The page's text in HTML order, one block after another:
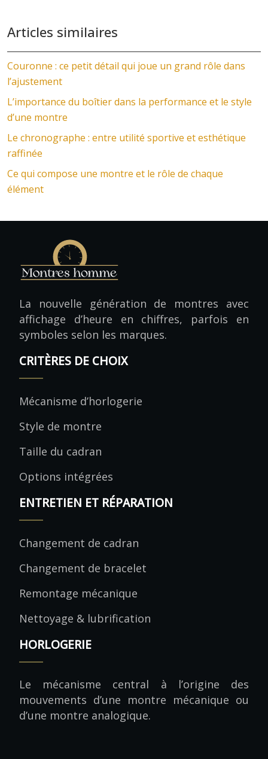
Articles similaires
Couronne : ce petit détail qui joue un grand rôle dans
l’ajustement
L’importance du boîtier dans la performance et le style
d’une montre
Le chronographe : entre utilité sportive et esthétique
raffinée
Ce qui compose une montre et le rôle de chaque
élément
La nouvelle génération de montres avec
affichage d’heure en chiffres, parfois en
symboles selon les marques.
CRITÈRES DE CHOIX
Mécanisme d’horlogerie
Style de montre
Taille du cadran
Options intégrées
ENTRETIEN ET RÉPARATION
Changement de cadran
Changement de bracelet
Remontage mécanique
Nettoyage & lubrification
HORLOGERIE
Le mécanisme central à l’origine des
mouvements d’une montre mécanique ou
d’une montre analogique.